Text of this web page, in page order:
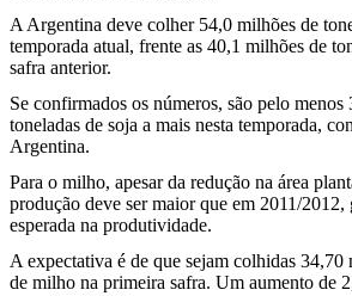
A Argentina deve colher 54,0 milhões de
temporada atual, frente as 40,1 milhões de
safra anterior.
Se confirmados os números, são pelo menos
toneladas de soja a mais nesta temporada,
Argentina.
Para o milho, apesar da redução na área
produção deve ser maior que em 2011/2012,
esperada na produtividade.
A expectativa é de que sejam colhidas 34,70
de milho na primeira safra. Um aumento de